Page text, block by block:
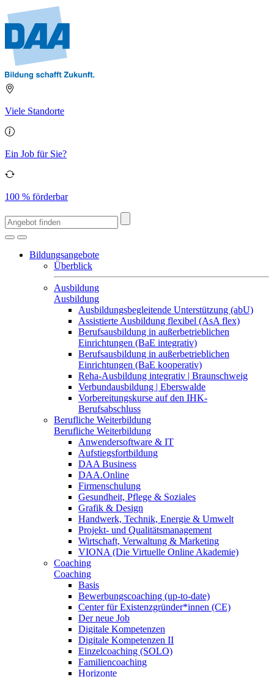
Viele Standorte
Ein Job für Sie?
100 % förderbar
Bildungsangebote
Überblick
Ausbildung
Ausbildung
Ausbildungsbegleitende Unterstützung (abU)
Assistierte Ausbildung flexibel (AsA flex)
Berufsausbildung in außerbetrieblichen
Einrichtungen (BaE integrativ)
Berufsausbildung in außerbetrieblichen
Einrichtungen (BaE kooperativ)
Reha-Ausbildung integrativ | Braunschweig
Verbundausbildung | Eberswalde
Vorbereitungskurse auf den IHK-
Berufsabschluss
Berufliche Weiterbildung
Berufliche Weiterbildung
Anwendersoftware & IT
Aufstiegsfortbildung
DAA Business
DAA.Online
Firmenschulung
Gesundheit, Pflege & Soziales
Grafik & Design
Handwerk, Technik, Energie & Umwelt
Projekt- und Qualitätsmanagement
Wirtschaft, Verwaltung & Marketing
VIONA (Die Virtuelle Online Akademie)
Coaching
Coaching
Basis
Bewerbungscoaching (up-to-date)
Center für Existenzgründer*innen (CE)
Der neue Job
Digitale Kompetenzen
Digitale Kompetenzen II
Einzelcoaching (SOLO)
Familiencoaching
Horizonte